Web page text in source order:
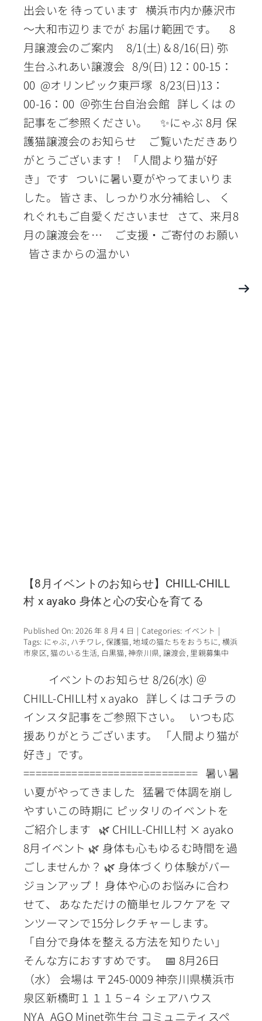
出会いを 待っています 横浜市内か藤沢市
～大和市辺りまでが お届け範囲です。 8
月譲渡会のご案内 8/1(土) & 8/16(日) 弥
生台ふれあい譲渡会 8/9(日) 12：00-15：
00 @オリンピック東戸塚 8/23(日)13：
00-16：00 ＠弥生台自治会館 詳しくは の
記事をご参照ください。 ✨にゃぶ 8月 保
護猫譲渡会のお知らせ ご覧いただきあり
がとうございます！ 「人間より猫が好
き」です ついに暑い夏がやってまいりま
した。 皆さま、しっかり水分補給し、 く
れぐれもご自愛くださいませ さて、来月8
月の譲渡会を… ご支援・ご寄付のお願い
皆さまからの温かい
【8月イベントのお知らせ】CHILL-CHILL
村 x ayako 身体と心の安心を育てる
Published On: 2026 年 8 月 4 日 | Categories: イベント |
Tags: にゃぶ, ハチワレ, 保護猫,地域の猫たちをおうちに,横浜
市泉区,猫のいる生活, 白黒猫,神奈川県, 譲渡会, 里親募集中
イベントのお知らせ 8/26(水) ＠
CHILL-CHILL村 x ayako 詳しくはコチラの
インスタ記事をご参照下さい。 いつも応
援ありがとうございます。 「人間より猫が
好き」です。
============================= 暑い暑
い夏がやってきました 猛暑で体調を崩し
やすいこの時期に ピッタリのイベントを
ご紹介します 🌿 CHILL-CHILL村 × ayako
8月イベント 🌿 身体も心もゆるむ時間を過
ごしませんか？ 🌿 身体づくり体験がバー
ジョンアップ！ 身体や心のお悩みに合わ
せて、 あなただけの簡単セルフケアを マ
ンツーマンで15分レクチャーします。
「自分で身体を整える方法を知りたい」
そんな方におすすめです。 📅 8月26日
（水） 会場は 〒245-0009 神奈川県横浜市
泉区新橋町１１１５−４ シェアハウス
NYA_AGO Minet弥生台 コミュニティスペ